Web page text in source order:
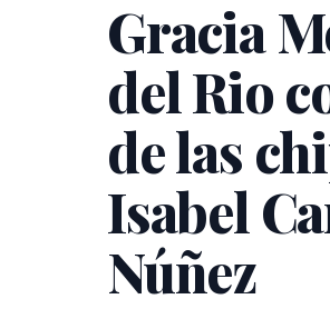
Gracia
del Rio
de las
Isabel
Núñez